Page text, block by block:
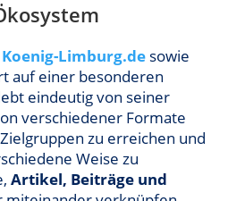
Koenig-Limburg.de sowie
auf einer besonderen
eindeutig von seiner
verschiedener Formate
zu erreichen und
Weise zu
Artikel, Beiträge und